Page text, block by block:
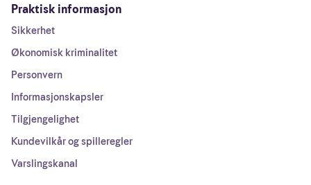
Praktisk informasjon
Sikkerhet
Økonomisk kriminalitet
Personvern
Informasjonskapsler
Tilgjengelighet
Kundevilkår og spilleregler
Varslingskanal